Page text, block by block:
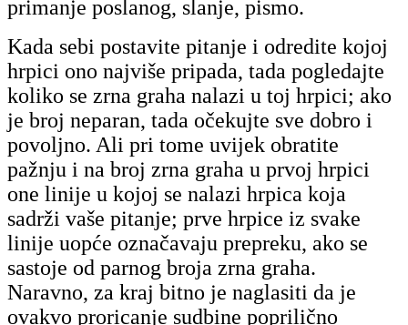
primanje poslanog, slanje, pismo.
Kada sebi postavite pitanje i odredite kojoj
hrpici ono najviše pripada, tada pogledajte
koliko se zrna graha nalazi u toj hrpici; ako
je broj neparan, tada očekujte sve dobro i
povoljno. Ali pri tome uvijek obratite
pažnju i na broj zrna graha u prvoj hrpici
one linije u kojoj se nalazi hrpica koja
sadrži vaše pitanje; prve hrpice iz svake
linije uopće označavaju prepreku, ako se
sastoje od parnog broja zrna graha.
Naravno, za kraj bitno je naglasiti da je
ovakvo proricanje sudbine poprilično